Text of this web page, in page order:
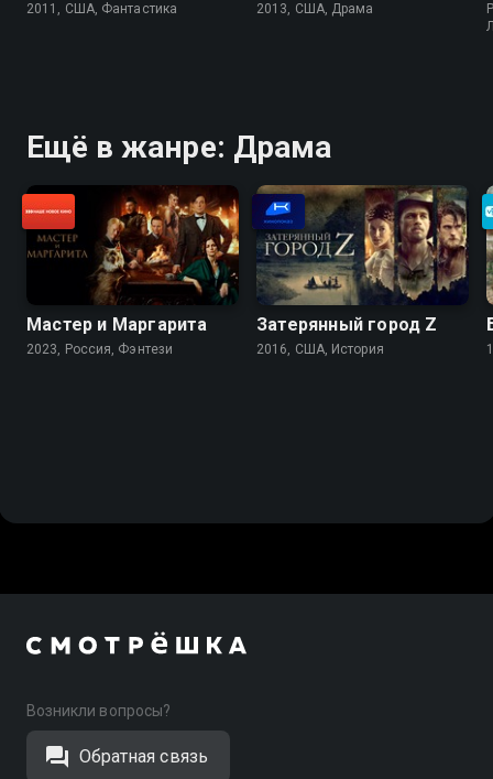
2011, США, Фантастика 2013, США, Драма
Ещё в жанре: Драма
Мастер и Маргарита
2023, Россия, Фэнтези
Затерянный город Z
2016, США, История
Возникли вопросы?
Обратная связь